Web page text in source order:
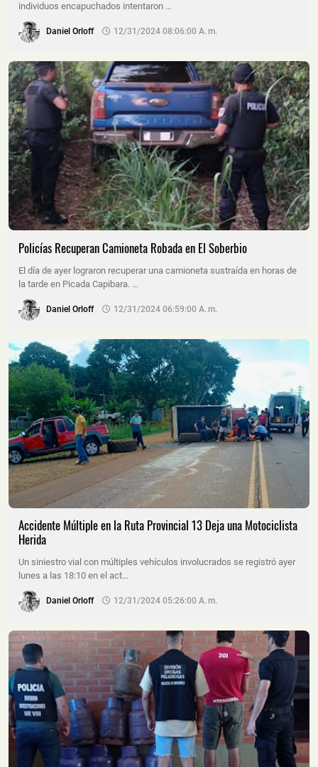
individuos encapuchados intentaron …
Daniel Orloff 12/31/2024 08:06:00 A. M.
Policías Recuperan Camioneta Robada en El Soberbio
El día de ayer lograron recuperar una camioneta sustraída en horas de
la tarde en Picada Capibara. …
Daniel Orloff 12/31/2024 06:59:00 A. M.
Accidente Múltiple en la Ruta Provincial 13 Deja una Motociclista
Herida
Un siniestro vial con múltiples vehículos involucrados se registró ayer
lunes a las 18:10 en el act…
Daniel Orloff 12/31/2024 05:26:00 A. M.